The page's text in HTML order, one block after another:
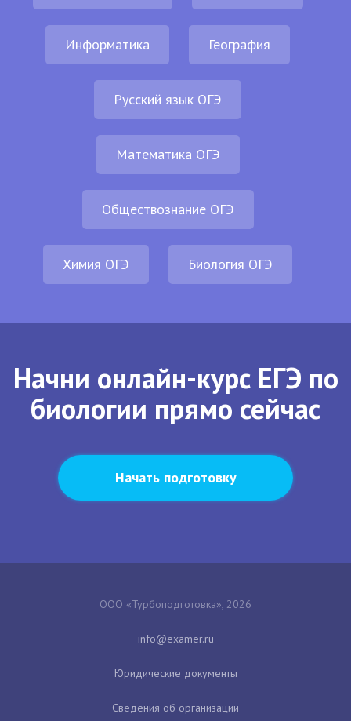
Информатика География
Русский язык ОГЭ
Математика ОГЭ
Обществознание ОГЭ
Химия ОГЭ Биология ОГЭ
Начни онлайн-курс ЕГЭ по
биологии прямо сейчас
Начать подготовку
ООО «Турбоподготовка», 2026
Юридические документы
Сведения об организации